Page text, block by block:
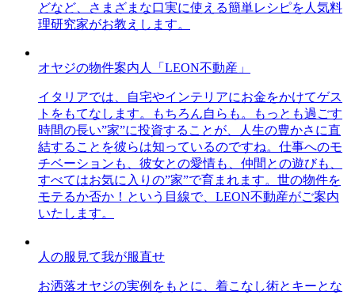
どなど、さまざまな口実に使える簡単レシピを人気料
理研究家がお教えします。
オヤジの物件案内人「LEON不動産」
イタリアでは、自宅やインテリアにお金をかけてゲス
トをもてなします。もちろん自らも。もっとも過ごす
時間の長い”家”に投資することが、人生の豊かさに直
結することを彼らは知っているのですね。仕事へのモ
チベーションも、彼女との愛情も、仲間との遊びも、
すべてはお気に入りの”家”で育まれます。世の物件を
モテるか否か！という目線で、LEON不動産がご案内
いたします。
人の服見て我が服直せ
お洒落オヤジの実例をもとに、着こなし術とキーとな